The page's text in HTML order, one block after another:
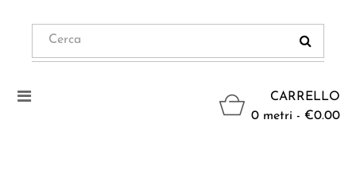
CARRELLO
0 metri - €0.00
Navigazione